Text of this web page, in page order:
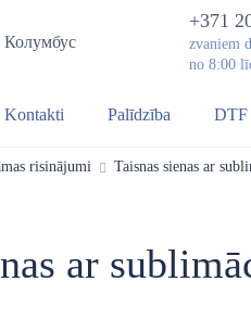
Колумбус
+371
zvaniem
no 8:00
Kontakti Palīdzība DTF
risinājumi Taisnas sienas ar
ar